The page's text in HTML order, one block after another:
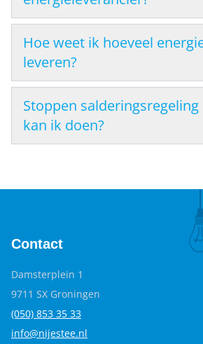
Hoe weet ik hoeveel
leveren?
Stoppen
kan ik doen?
Contact
Damsterplein 1
9711 SX Groningen
(050) 853 35 33
info@nijestee.nl